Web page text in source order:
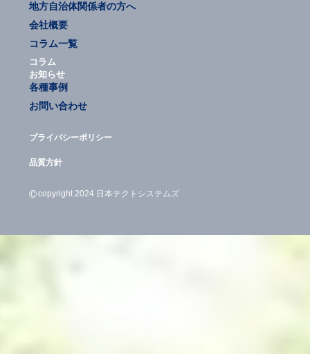
地方自治体関係者の方へ
会社概要
コラム一覧
コラム
お知らせ
各種事例
お問い合わせ
プライバシーポリシー
品質方針
©copyright 2024 日本テクトシステムズ